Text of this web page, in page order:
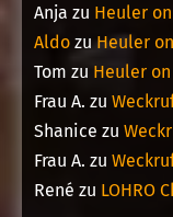
Anja zu Heuler
Aldo zu Heuler
Tom zu Heuler
Frau A. zu
Shanice zu
Frau A. zu
René zu LOHRO